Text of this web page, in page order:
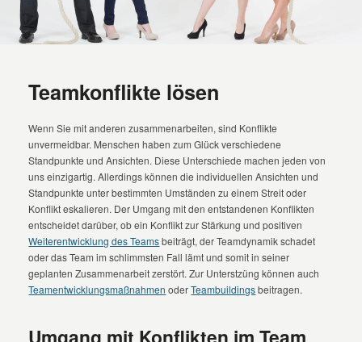
Teamkonflikte lösen
Wenn Sie mit anderen zusammenarbeiten, sind Konflikte
unvermeidbar. Menschen haben zum Glück verschiedene
Standpunkte und Ansichten. Diese Unterschiede machen jeden von
uns einzigartig. Allerdings können die individuellen Ansichten und
Standpunkte unter bestimmten Umständen zu einem Streit oder
Konflikt eskalieren. Der Umgang mit den entstandenen Konflikten
entscheidet darüber, ob ein Konflikt zur Stärkung und positiven
Weiterentwicklung des Teamsbeiträgt, der Teamdynamik schadet
oder das Team im schlimmsten Fall lämt und somit in seiner
geplanten Zusammenarbeit zerstört. Zur Unterstzüng können auch
Teamentwicklungsmaßnahmen oderTeambuildingsbeitragen.